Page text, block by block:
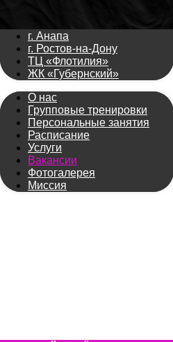
г. Анапа
г. Ростов-на-Дону
ТЦ «Флотилия»
ЖК «Губернский»
О нас
Групповые тренировки
Персональные занятия
Расписание
Услуги
Вакансии
Фотогалерея
Миссия